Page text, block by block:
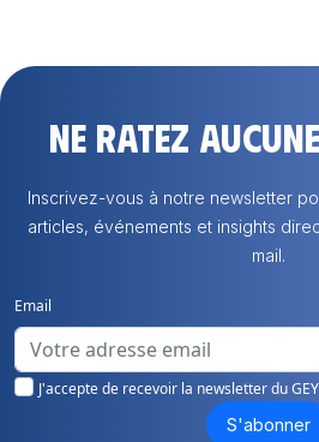
Ne ratez
Inscrivez-vous à notre newsletter
articles, événements et insights
mail.
Email
J'accepte de recevoir la newsletter du
S'abonner